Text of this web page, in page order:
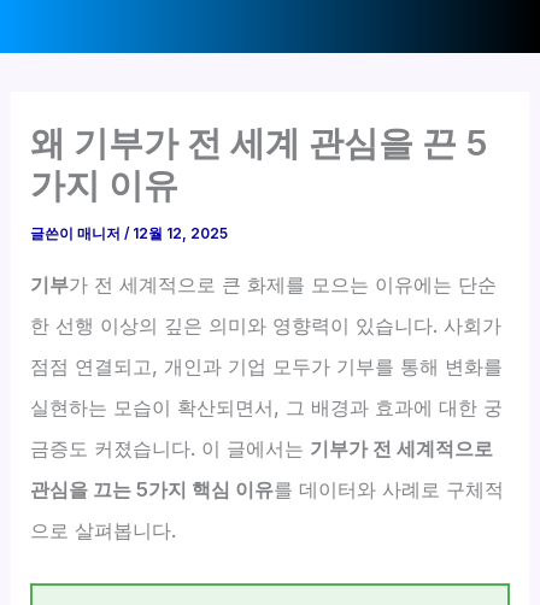
왜 기부가 전 세계 관심을 끈 5
가지 이유
글쓴이매니저/ 12월 12, 2025
기부가 전 세계적으로 큰 화제를 모으는 이유에는 단순
한 선행 이상의 깊은 의미와 영향력이 있습니다. 사회가
점점 연결되고, 개인과 기업 모두가 기부를 통해 변화를
실현하는 모습이 확산되면서, 그 배경과 효과에 대한 궁
금증도 커졌습니다. 이 글에서는 기부가 전 세계적으로
관심을 끄는 5가지 핵심 이유를 데이터와 사례로 구체적
으로 살펴봅니다.